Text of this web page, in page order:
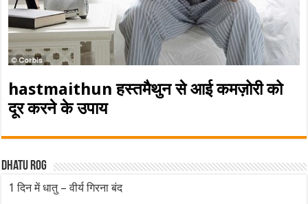
hastmaithun हस्तमैथुन से आई कमज़ोरी को
दूर करने के उपाय
Dhatu rog
1 दिन में धातु – वीर्य गिरना बंद